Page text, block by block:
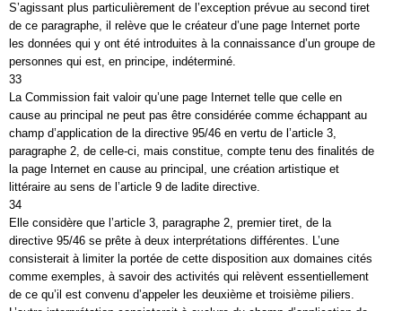
S’agissant plus particulièrement de l’exception prévue au second tiret
de ce paragraphe, il relève que le créateur d’une page Internet porte
les données qui y ont été introduites à la connaissance d’un groupe de
personnes qui est, en principe, indéterminé.
33
La Commission fait valoir qu’une page Internet telle que celle en
cause au principal ne peut pas être considérée comme échappant au
champ d’application de la directive 95/46 en vertu de l’article 3,
paragraphe 2, de celle-ci, mais constitue, compte tenu des finalités de
la page Internet en cause au principal, une création artistique et
littéraire au sens de l’article 9 de ladite directive.
34
Elle considère que l’article 3, paragraphe 2, premier tiret, de la
directive 95/46 se prête à deux interprétations différentes. L’une
consisterait à limiter la portée de cette disposition aux domaines cités
comme exemples, à savoir des activités qui relèvent essentiellement
de ce qu’il est convenu d’appeler les deuxième et troisième piliers.